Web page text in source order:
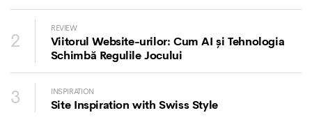
2
REVIEW
Viitorul Website-urilor: Cum AI și Tehnologia
Schimbă Regulile Jocului
3 INSPIRATION
Site Inspiration with Swiss Style